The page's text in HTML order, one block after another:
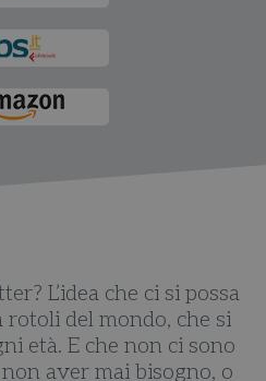
L’idea che ci si possa
rotoli del mondo, che si
età. E che non ci sono
aver mai bisogno, o